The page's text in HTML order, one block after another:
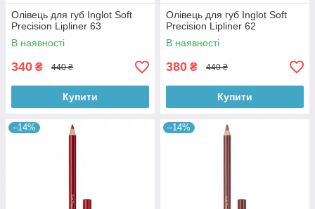
Олівець для губ Inglot Soft
Precision Lipliner 63
В наявності
340 ₴ 440 ₴
Купити
Олівець для губ Inglot Soft
Precision Lipliner 62
В наявності
380 ₴ 440 ₴
Купити
–14% –14%